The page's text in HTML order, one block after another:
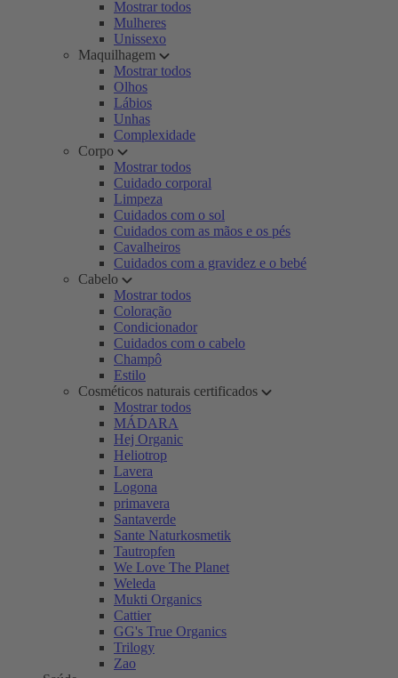
Mostrar todos
Mulheres
Unissexo
Maquilhagem
Mostrar todos
Olhos
Lábios
Unhas
Complexidade
Corpo
Mostrar todos
Cuidado corporal
Limpeza
Cuidados com o sol
Cuidados com as mãos e os pés
Cavalheiros
Cuidados com a gravidez e o bebé
Cabelo
Mostrar todos
Coloração
Condicionador
Cuidados com o cabelo
Champô
Estilo
Cosméticos naturais certificados
Mostrar todos
MÁDARA
Hej Organic
Heliotrop
Lavera
Logona
primavera
Santaverde
Sante Naturkosmetik
Tautropfen
We Love The Planet
Weleda
Mukti Organics
Cattier
GG's True Organics
Trilogy
Zao